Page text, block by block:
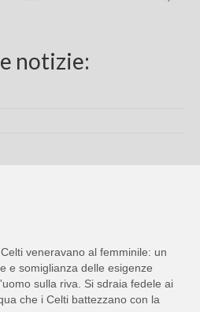
notizie:
veneravano al femminile: un
e somiglianza delle esigenze
sulla riva. Si sdraia fedele ai
che i Celti battezzano con la